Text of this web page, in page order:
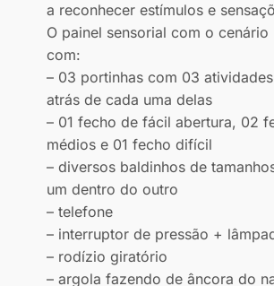
a reconhecer estímulos e
O painel sensorial com o cenário
com:
– 03 portinhas com 03
atrás de cada uma delas
– 01 fecho de fácil abertura, 02
médios e 01 fecho difícil
– diversos baldinhos de
um dentro do outro
– telefone
– interruptor de pressão +
– rodízio giratório
– argola fazendo de âncora do